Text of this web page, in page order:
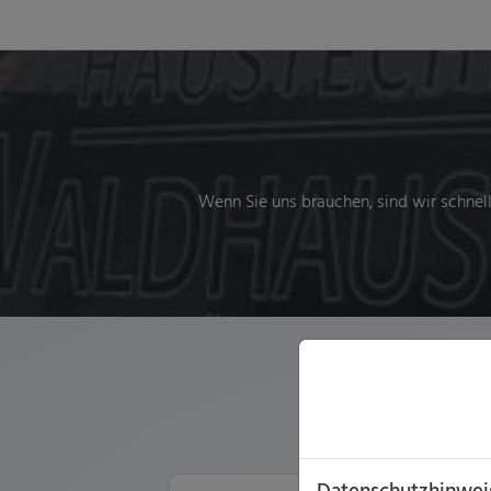
Wenn Sie uns brauchen, sind wir
Gute